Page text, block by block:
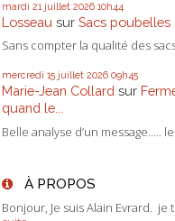
mardi 21 juillet 2026 10h44
Losseau sur Sacs poubelles
Sans compter la qualité des
mercredi 15 juillet 2026 09h45
Marie-Jean Collard sur
quand le...
Belle analyse d’un message…..
À PROPOS
Bonjour, Je suis Alain Evrard. je